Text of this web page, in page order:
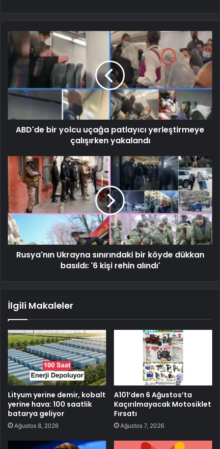
ABD'de bir yolcu uçağa patlayıcı yerleştirmeye
çalışırken yakalandı
Rusya'nın Ukrayna sınırındaki bir köyde dükkan
basıldı: '6 kişi rehin alındı'
İlgili Makaleler
Lityum yerine demir, kobalt
yerine hava: 100 saatlik
batarya geliyor
Ağustos 8, 2026
A101’den 6 Ağustos’ta
Kaçırılmayacak Motosiklet
Fırsatı
Ağustos 7, 2026